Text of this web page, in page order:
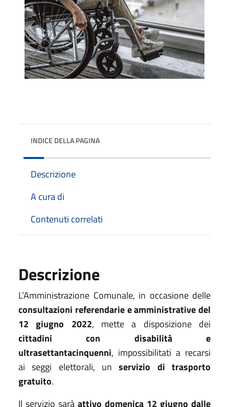
INDICE DELLA PAGINA
Descrizione
A cura di
Contenuti correlati
Descrizione
L’Amministrazione Comunale, in occasione delle
consultazioni referendarie e amministrative del
12 giugno 2022, mette a disposizione dei
cittadini con disabilità e
ultrasettantacinquenni, impossibilitati a recarsi
ai seggi elettorali, unservizio di trasporto
gratuito.
Il servizio sarà attivo domenica 12 giugno dalle